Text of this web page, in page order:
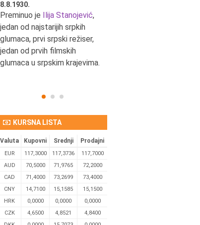
8.8.1930.
Preminuo je Ilija Stanojević,
jedan od najstarijih srpkih
glumaca, prvi srpski režiser,
jedan od prvih filmskih
glumaca u srpskim krajevima.
KURSNA LISTA
Valuta Kupovni Srednji Prodajni
EUR 117,3000 117,3736
117,7000
AUD
70,5000 71,9765
72,2000
CAD
71,4000 73,2699
73,4000
CNY
14,7100 15,1585
15,1500
HRK
0,0000 0,0000
0,0000
CZK
4,6500 4,8521
4,8400